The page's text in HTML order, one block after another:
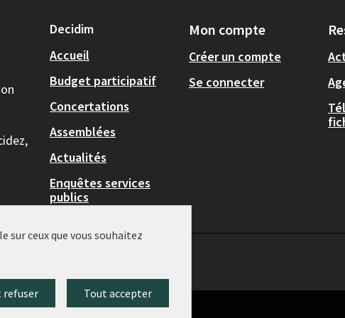
Decidim
Accueil
Budget participatif
Concertations
Assemblées
Actualités
Enquêtes services
publics
Mon compte
Créer un compte
Se connecter
sur ceux que vous souhaitez
Tout accepter
refuser